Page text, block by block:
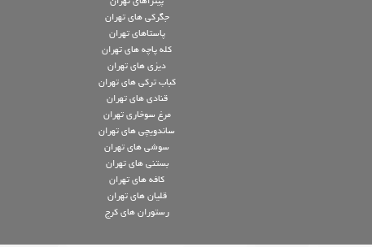
جگرکی های تهران
پاستاهای تهران
کله پاچه های تهران
دیزی های تهران
کباب ترکی های تهران
قنادی های تهران
مرغ سوخاری تهران
ساندویچی های تهران
سوشی های تهران
بستنی های تهران
کافه های تهران
قلیان های تهران
رستوران های کرج